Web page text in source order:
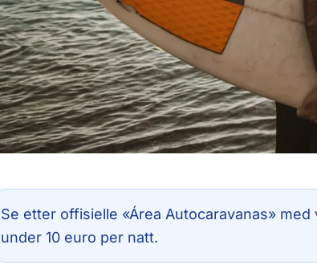
Se etter offisielle «Área Autocaravanas»
under 10 euro per natt.